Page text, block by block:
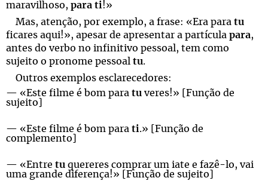
maravilhoso, para ti!»
Mas, atenção, por exemplo, a frase: «Era para tu
ficares aqui!», apesar de apresentar a partícula para,
antes do verbo no infinitivo pessoal, tem como
sujeito o pronome pessoal tu.
Outros exemplos esclarecedores:
— «Este filme é bom para tu veres!» [Função de
sujeito]
— «Este filme é bom para ti.» [Função de
complemento]
— «Entre tu quereres comprar um iate e fazê-lo, vai
uma grande diferença!» [Função de sujeito]